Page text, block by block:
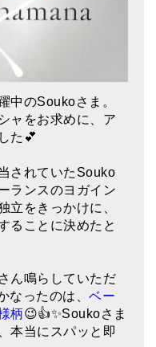
）
中のSoukoさま。
ャをお求めに、ア
た💕
されていたSouko
ランスのヨガイン
立をきっかけに、
ることに決めたと
ん鳴らしていただ
なったのは、 ベー
柄😉👍✨Soukoさま
本当にスパッと即